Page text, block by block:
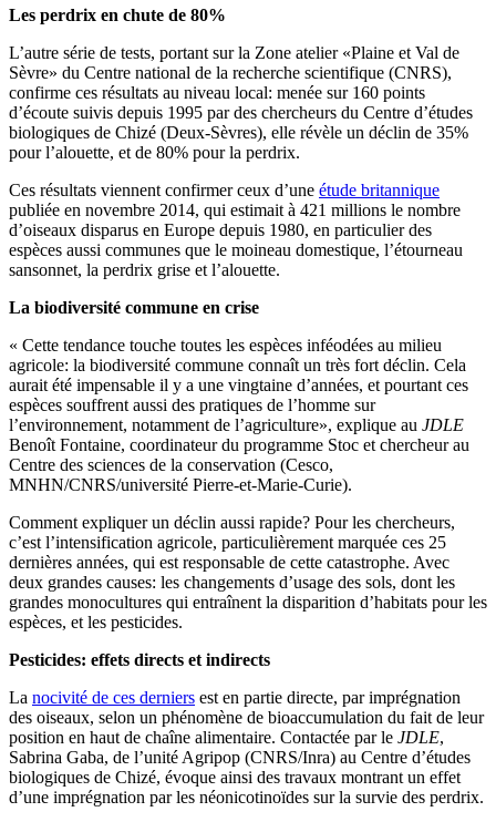
Les perdrix en chute de 80%
L’autre série de tests, portant sur la Zone atelier «Plaine et Val de
Sèvre» du Centre national de la recherche scientifique (CNRS),
confirme ces résultats au niveau local: menée sur 160 points
d’écoute suivis depuis 1995 par des chercheurs du Centre d’études
biologiques de Chizé (Deux-Sèvres), elle révèle un déclin de 35%
pour l’alouette, et de 80% pour la perdrix.
Ces résultats viennent confirmer ceux d’une étude britannique
publiée en novembre 2014, qui estimait à 421 millions le nombre
d’oiseaux disparus en Europe depuis 1980, en particulier des
espèces aussi communes que le moineau domestique, l’étourneau
sansonnet, la perdrix grise et l’alouette.
La biodiversité commune en crise
« Cette tendance touche toutes les espèces inféodées au milieu
agricole: la biodiversité commune connaît un très fort déclin. Cela
aurait été impensable il y a une vingtaine d’années, et pourtant ces
espèces souffrent aussi des pratiques de l’homme sur
l’environnement, notamment de l’agriculture», explique au JDLE
Benoît Fontaine, coordinateur du programme Stoc et chercheur au
Centre des sciences de la conservation (Cesco,
MNHN/CNRS/université Pierre-et-Marie-Curie).
Comment expliquer un déclin aussi rapide? Pour les chercheurs,
c’est l’intensification agricole, particulièrement marquée ces 25
dernières années, qui est responsable de cette catastrophe. Avec
deux grandes causes: les changements d’usage des sols, dont les
grandes monocultures qui entraînent la disparition d’habitats pour les
espèces, et les pesticides.
Pesticides: effets directs et indirects
La nocivité de ces derniers est en partie directe, par imprégnation
des oiseaux, selon un phénomène de bioaccumulation du fait de leur
position en haut de chaîne alimentaire. Contactée par le JDLE,
Sabrina Gaba, de l’unité Agripop (CNRS/Inra) au Centre d’études
biologiques de Chizé, évoque ainsi des travaux montrant un effet
d’une imprégnation par les néonicotinoïdes sur la survie des perdrix.